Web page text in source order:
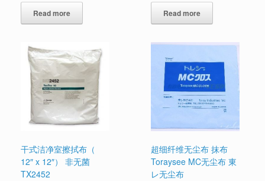
Read more Read more
干式洁净室擦拭布（
12″ x 12″） 非无菌
TX2452
超细纤维无尘布 抹布
Toraysee MC无尘布 東
レ无尘布